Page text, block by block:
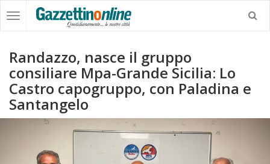
Randazzo, nasce il gruppo
consiliare Mpa-Grande Sicilia: Lo
Castro capogruppo, con Paladina e
Santangelo